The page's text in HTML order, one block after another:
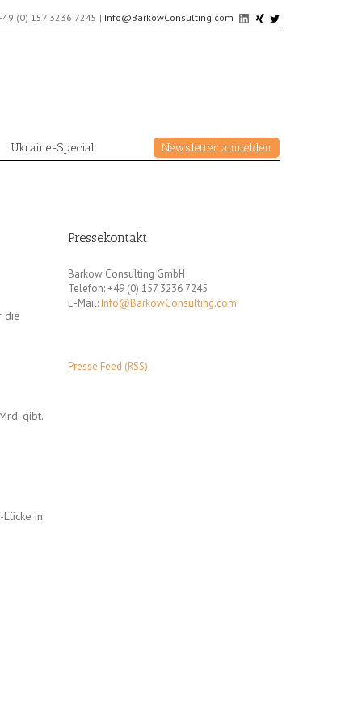
(0) 157 3236 7245 | Info@BarkowConsulting.com
Ukraine-Special Newsletter anmelden
die
gibt.
in
Pressekontakt
Barkow Consulting GmbH
Telefon: +49 (0) 157 3236 7245
E-Mail: Info@BarkowConsulting.com
Presse Feed (RSS)